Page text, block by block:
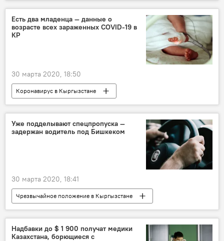
прогноз погоды
Есть два младенца — данные о
возрасте всех зараженных COVID-19 в
КР
30 марта 2020, 18:50
Коронавирус в Кыргызстане
Коронавирус проник в Кыргызстан
Сколько всего зараженных коронавирусом в Кыргызстане
Новости
Общество
Кыргызстан
кыргызстанцы
Уже подделывают спецпропуска —
задержан водитель под Бишкеком
30 марта 2020, 18:41
Чрезвычайное положение в Кыргызстане
Общество
Новости
Кыргызстан
Коронавирус - 2020
Надбавки до $ 1 900 получат медики
Казахстана, борющиеся с